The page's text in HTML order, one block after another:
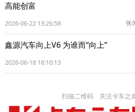
高能创富
2026-06-22 13:26:58 张
鑫源汽车向上V6 为谁而“向上”
2026-06-18 18:10:13
扫描二维码 关注卡车之